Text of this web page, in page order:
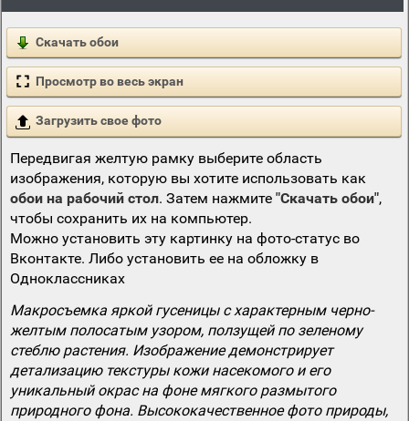
Скачать обои
Просмотр во весь экран
Загрузить свое фото
Передвигая желтую рамку выберите область
изображения, которую вы хотите использовать как
обои на рабочий стол. Затем нажмите "Скачать обои",
чтобы сохранить их на компьютер.
Можно установить эту картинку на фото-статус во
Вконтакте. Либо установить ее на обложку в
Одноклассниках
Макросъемка яркой гусеницы с характерным черно-
желтым полосатым узором, ползущей по зеленому
стеблю растения. Изображение демонстрирует
детализацию текстуры кожи насекомого и его
уникальный окрас на фоне мягкого размытого
природного фона. Высококачественное фото природы,